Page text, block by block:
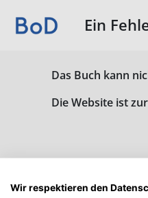
Ein
Das Buch kann
Die Website ist
Wir respektieren den